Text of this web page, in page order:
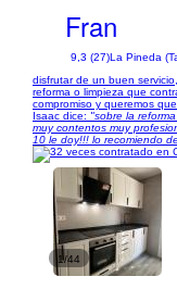
Fran
9,3 (27)La Pineda
disfrutar de un buen
reforma o limpieza que
compromiso y queremos
Isaac dice: "sobre la
muy contentos muy
10 le doy!!! lo recomiendo
1/44